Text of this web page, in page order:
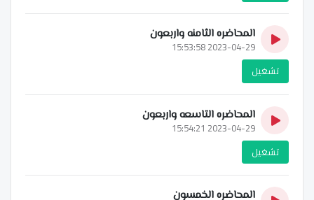
المحاضره الثامنه واربعون
2023-04-29 15:53:58
تشغيل
المحاضره التاسعه واربعون
2023-04-29 15:54:21
تشغيل
المحاضره الخمسون